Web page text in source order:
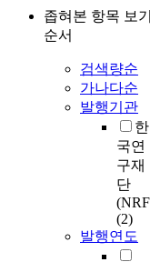
좁혀본 항목 보기
순서
검색량순
가나다순
발행기관
한
국연
구재
단
(2)
발행연도